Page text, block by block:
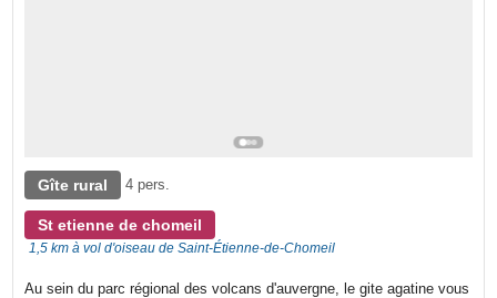
Gîte rural 4 pers.
St etienne de chomeil
1,5 km à vol d'oiseau de Saint-Étienne-de-Chomeil
Au sein du parc régional des volcans d'auvergne, le gite agatine vous